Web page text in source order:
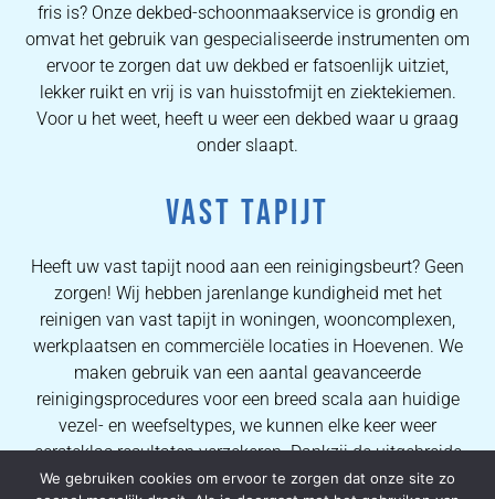
fris is? Onze dekbed-schoonmaakservice is grondig en
omvat het gebruik van gespecialiseerde instrumenten om
ervoor te zorgen dat uw dekbed er fatsoenlijk uitziet,
lekker ruikt en vrij is van huisstofmijt en ziektekiemen.
Voor u het weet, heeft u weer een dekbed waar u graag
onder slaapt.
VAST TAPIJT
Heeft uw vast tapijt nood aan een reinigingsbeurt? Geen
zorgen! Wij hebben jarenlange kundigheid met het
reinigen van vast tapijt in woningen, wooncomplexen,
werkplaatsen en commerciële locaties in Hoevenen. We
maken gebruik van een aantal geavanceerde
reinigingsprocedures voor een breed scala aan huidige
vezel- en weefseltypes, we kunnen elke keer weer
eersteklas resultaten verzekeren. Dankzij de uitgebreide
kennis van onze operators kunnen wij al onze klanten
We gebruiken cookies om ervoor te zorgen dat onze site zo